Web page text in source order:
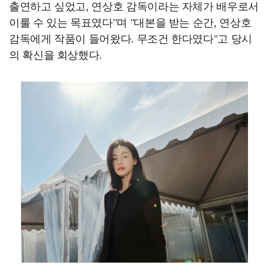
출연하고 싶었고, 연상호 감독이라는 자체가 배우로서
이룰 수 있는 목표였다"며 "대본을 받는 순간, 연상호
감독에게 작품이 들어왔다. 무조건 한다였다"고 당시
의 확신을 회상했다.